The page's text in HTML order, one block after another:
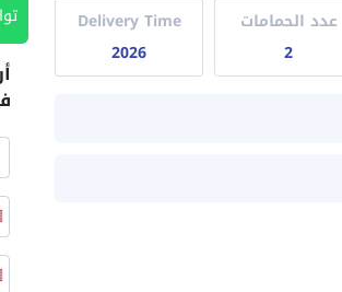
عدد الحمامات
2
Delivery Time
2026